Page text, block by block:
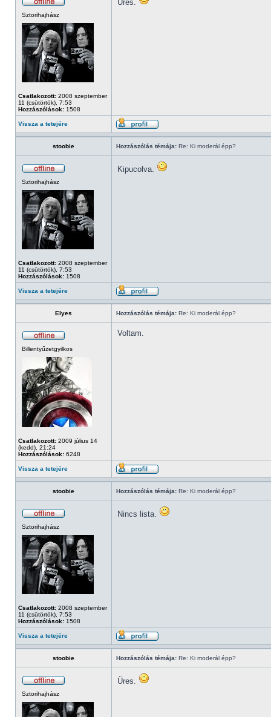
Sztorihajhász
Csatlakozott: 2008 szeptember
11 (csütörtök), 7:53
Hozzászólások: 1508
Üres.
Vissza a tetejére
stoobie Hozzászólás témája: Re: Ki moderál épp?
Sztorihajhász
Csatlakozott: 2008 szeptember
11 (csütörtök), 7:53
Hozzászólások: 1508
Kipucolva.
Vissza a tetejére
Elyes Hozzászólás témája: Re: Ki moderál épp?
Billentyűzetgyilkos
Csatlakozott: 2009 július 14
(kedd), 21:24
Hozzászólások: 6248
Voltam.
Vissza a tetejére
stoobie Hozzászólás témája: Re: Ki moderál épp?
Sztorihajhász
Csatlakozott: 2008 szeptember
11 (csütörtök), 7:53
Hozzászólások: 1508
Nincs lista.
Vissza a tetejére
stoobie Hozzászólás témája: Re: Ki moderál épp?
Sztorihajhász
Üres.